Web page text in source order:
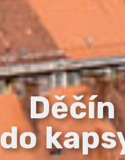
Děčín
do